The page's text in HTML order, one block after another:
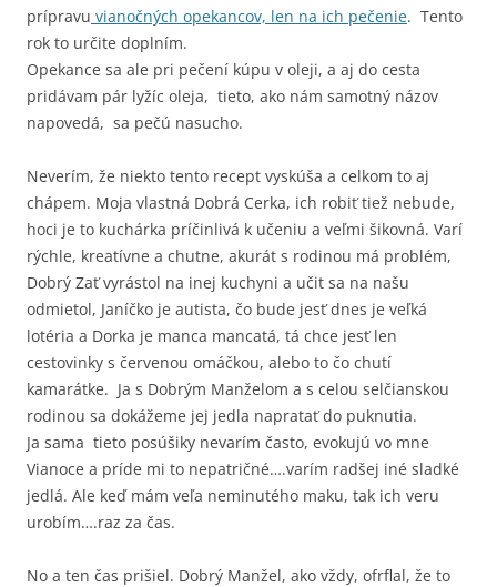
prípravu vianočných opekancov, len na ich pečenie. Tento
rok to určite doplním.
Opekance sa ale pri pečení kúpu v oleji, a aj do cesta
pridávam pár lyžíc oleja, tieto, ako nám samotný názov
napovedá, sa pečú nasucho.
Neverím, že niekto tento recept vyskúša a celkom to aj
chápem. Moja vlastná Dobrá Cerka, ich robiť tiež nebude,
hoci je to kuchárka príčinlivá k učeniu a veľmi šikovná. Varí
rýchle, kreatívne a chutne, akurát s rodinou má problém,
Dobrý Zať vyrástol na inej kuchyni a učit sa na našu
odmietol, Janíčko je autista, čo bude jesť dnes je veľká
lotéria a Dorka je manca mancatá, tá chce jesť len
cestovinky s červenou omáčkou, alebo to čo chutí
kamarátke. Ja s Dobrým Manželom a s celou selčianskou
rodinou sa dokážeme jej jedla napratať do puknutia.
Ja sama tieto posúšiky nevarím často, evokujú vo mne
Vianoce a príde mi to nepatričné….varím radšej iné sladké
jedlá. Ale keď mám veľa neminutého maku, tak ich veru
urobím….raz za čas.
No a ten čas prišiel. Dobrý Manžel, ako vždy, ofrflal, že to